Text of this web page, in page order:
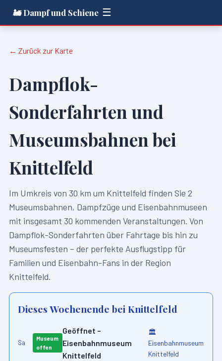
🚂 Dampf und Schiene ☰
← Zurück zur Karte
Dampflok-
Sonderfahrten und
Museumsbahnen bei
Knittelfeld
Im Umkreis von 30 km um Knittelfeld finden Sie 2
Museumsbahnen, Dampfzüge und Eisenbahnmuseen
mit insgesamt 30 kommenden Veranstaltungen. Von
Dampflok-Sonderfahrten über Fahrtage bis hin zu
Museumsfesten – der perfekte Ausflugstipp für
Familien und Eisenbahn-Fans in der Region
Knittelfeld.
Dieses Wochenende beiKnittelfeld
Sa
Museum
offen
Geöffnet –
Eisenbahnmuseum
Knittelfeld
🏛️
Eisenbahnmuseum
Knittelfeld